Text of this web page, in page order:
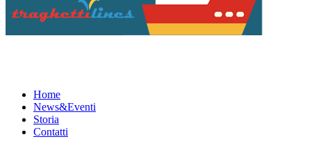
Home
News&Eventi
Storia
Contatti